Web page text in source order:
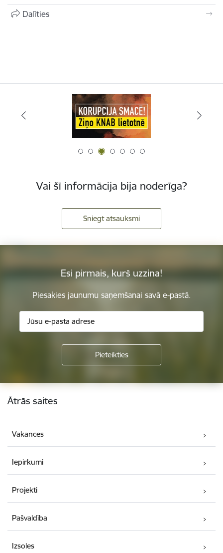
Dalīties
Vai šī informācija bija noderīga?
Sniegt atsauksmi
Esi pirmais, kurš uzzina!
Piesakies jaunumu saņemšanai savā e-pastā.
Kājene
Ātrās saites
Vakances
Iepirkumi
Projekti
Pašvaldība
Izsoles